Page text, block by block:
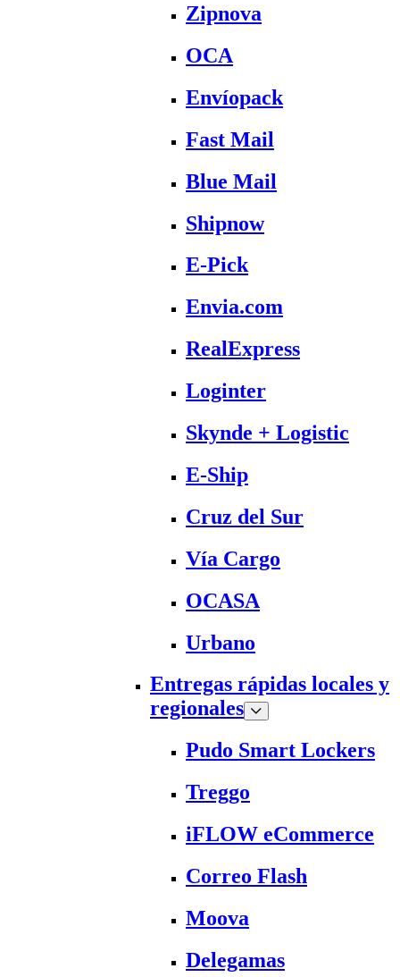
Zipnova
OCA
Envíopack
Fast Mail
Blue Mail
Shipnow
E-Pick
Envia.com
RealExpress
Loginter
Skynde + Logistic
E-Ship
Cruz del Sur
Vía Cargo
OCASA
Urbano
Entregas rápidas locales y
regionales
Pudo Smart Lockers
Treggo
iFLOW eCommerce
Correo Flash
Moova
Delegamas